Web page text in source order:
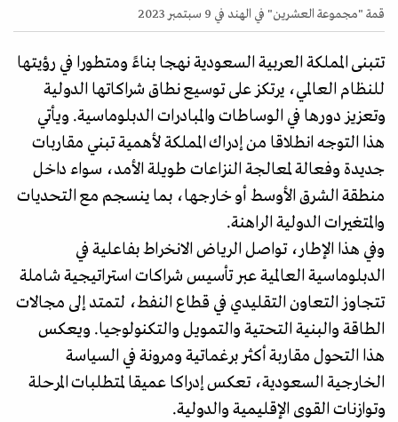
قمة "مجموعة العشرين" في الهند في 9 سبتمبر 2023
تتبنى المملكة العربية السعودية نهجا بناءً ومتطورا في رؤيتها
للنظام العالمي، يرتكز على توسيع نطاق شراكاتها الدولية
وتعزيز دورها في الوساطات والمبادرات الدبلوماسية. ويأتي
هذا التوجه انطلاقا من إدراك المملكة لأهمية تبني مقاربات
جديدة وفعالة لمعالجة النزاعات طويلة الأمد، سواء داخل
منطقة الشرق الأوسط أو خارجها، بما ينسجم مع التحديات
والمتغيرات الدولية الراهنة.
وفي هذا الإطار، تواصل الرياض الانخراط بفاعلية في
الدبلوماسية العالمية عبر تأسيس شراكات استراتيجية شاملة
تتجاوز التعاون التقليدي في قطاع النفط، لتمتد إلى مجالات
الطاقة والبنية التحتية والتمويل والتكنولوجيا. ويعكس
هذا التحول مقاربة أكثر برغماتية ومرونة في السياسة
الخارجية السعودية، تعكس إدراكا عميقا لمتطلبات المرحلة
وتوازنات القوى الإقليمية والدولية.